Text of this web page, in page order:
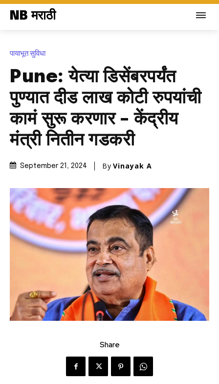
NB मराठी
पायाभूत सुविधा
Pune: येत्या डिसेंबरपर्यंत
पुण्यात दीड लाख कोटी रुपयांची
कामं सुरू करणार – केंद्रीय
मंत्री नितीन गडकरी
September 21, 2024 By Vinayak A
Share